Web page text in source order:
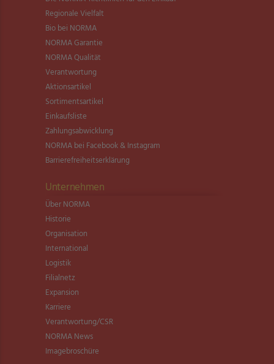
Regionale Vielfalt
Bio bei NORMA
NORMA Garantie
NORMA Qualität
Verantwortung
Aktionsartikel
Sortimentsartikel
Einkaufsliste
Zahlungsabwicklung
NORMA bei Facebook & Instagram
Barrierefreiheitserklärung
Unternehmen
Über NORMA
Historie
Organisation
International
Logistik
Filialnetz
Expansion
Karriere
Verantwortung/CSR
NORMA News
Imagebroschüre